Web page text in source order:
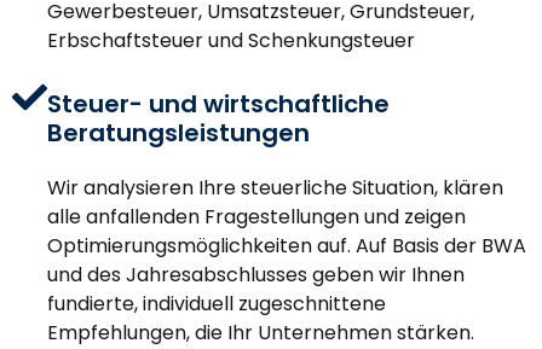
Gewerbesteuer, Umsatzsteuer, Grundsteuer,
Erbschaftsteuer und Schenkungsteuer
Steuer- und wirtschaftliche
Beratungsleistungen
Wir analysieren Ihre steuerliche Situation, klären
alle anfallenden Fragestellungen und zeigen
Optimierungsmöglichkeiten auf. Auf Basis der BWA
und des Jahresabschlusses geben wir Ihnen
fundierte, individuell zugeschnittene
Empfehlungen, die Ihr Unternehmen stärken.